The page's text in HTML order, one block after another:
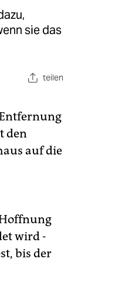
sie das
teilen
den
auf die
wird -
bis der